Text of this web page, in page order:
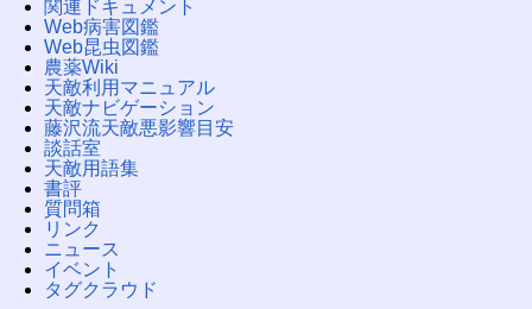
関連ドキュメント
Web病害図鑑
Web昆虫図鑑
農薬Wiki
天敵利用マニュアル
天敵ナビゲーション
藤沢流天敵悪影響目安
談話室
天敵用語集
書評
質問箱
リンク
ニュース
イベント
タグクラウド